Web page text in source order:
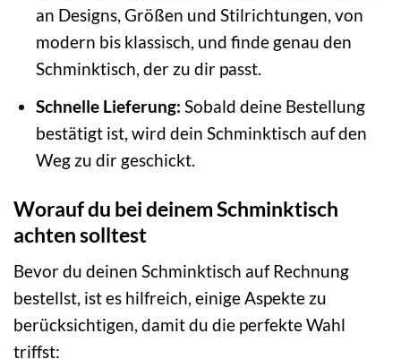
an Designs, Größen und Stilrichtungen, von
modern bis klassisch, und finde genau den
Schminktisch, der zu dir passt.
Schnelle Lieferung: Sobald deine Bestellung
bestätigt ist, wird dein Schminktisch auf den
Weg zu dir geschickt.
Worauf du bei deinem Schminktisch
achten solltest
Bevor du deinen Schminktisch auf Rechnung
bestellst, ist es hilfreich, einige Aspekte zu
berücksichtigen, damit du die perfekte Wahl
triffst: